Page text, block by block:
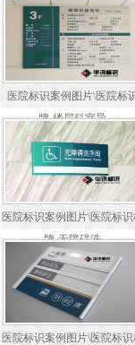
医院标识案例图片\医院标
牌-楼层科室导
医院标识案例图片\医院标识
牌-无障碍洗
医院标识案例图片\医院标识